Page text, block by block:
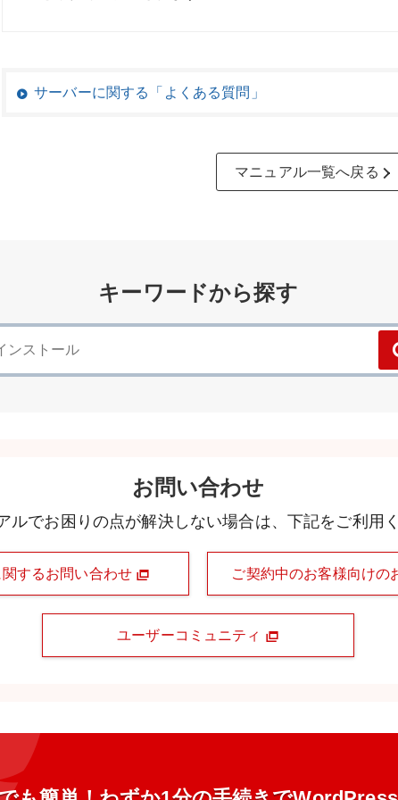
サーバーに関する「よくある質問」
マニュアル一覧へ戻る
キーワードから探す
お問い合わせ
ルでお困りの点が解決しない場合は、下記をご利用
するお問い合わせ ご契約中のお客様向けの
ユーザーコミュニティ